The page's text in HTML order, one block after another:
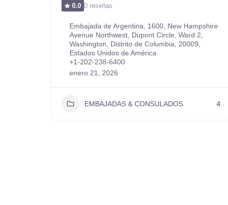
0.0 0 reseñas
Embajada de Argentina, 1600, New Hampshire
Avenue Northwest, Dupont Circle, Ward 2,
Washington, Distrito de Columbia, 20009,
Estados Unidos de América
+1-202-238-6400
enero 21, 2026
EMBAJADAS & CONSULADOS 4